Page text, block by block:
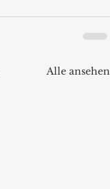
Alle ansehen